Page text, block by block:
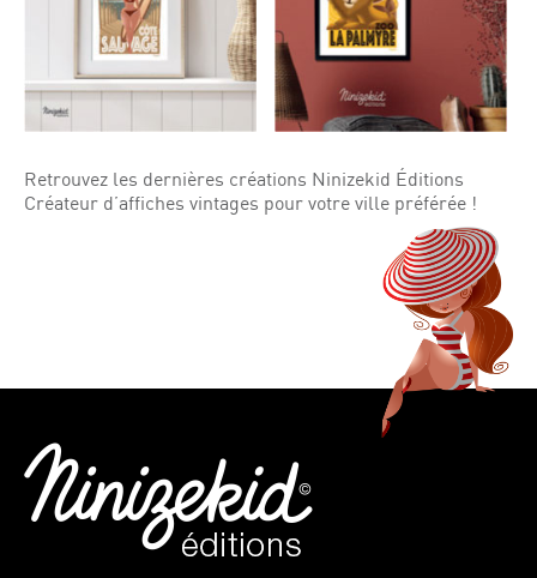
Retrouvez les dernières créations Ninizekid Éditions
Créateur d’affiches vintages pour votre ville préférée !